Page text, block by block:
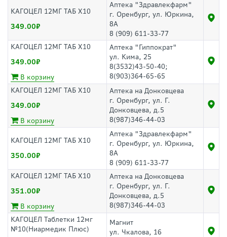
КАГОЦЕЛ 12МГ ТАБ Х10
349.00
Аптека "Здравлекфарм"
г. Оренбург, ул. Юркина,
8А
8 (909) 611-33-77
КАГОЦЕЛ 12МГ ТАБ Х10
349.00
В корзину
Аптека "Гиппократ"
ул. Кима, 25
8(3532)43-50-40;
8(903)364-65-65
КАГОЦЕЛ 12МГ ТАБ Х10
349.00
В корзину
Аптека на Донковцева
г. Оренбург, ул. Г.
Донковцева, д.5
8(987)346-44-03
КАГОЦЕЛ 12МГ ТАБ Х10
350.00
Аптека "Здравлекфарм"
г. Оренбург, ул. Юркина,
8А
8 (909) 611-33-77
КАГОЦЕЛ 12МГ ТАБ Х10
351.00
В корзину
Аптека на Донковцева
г. Оренбург, ул. Г.
Донковцева, д.5
8(987)346-44-03
КАГОЦЕЛ Таблетки 12мг
№10(Ниармедик Плюс)
Магнит
ул. Чкалова, 16